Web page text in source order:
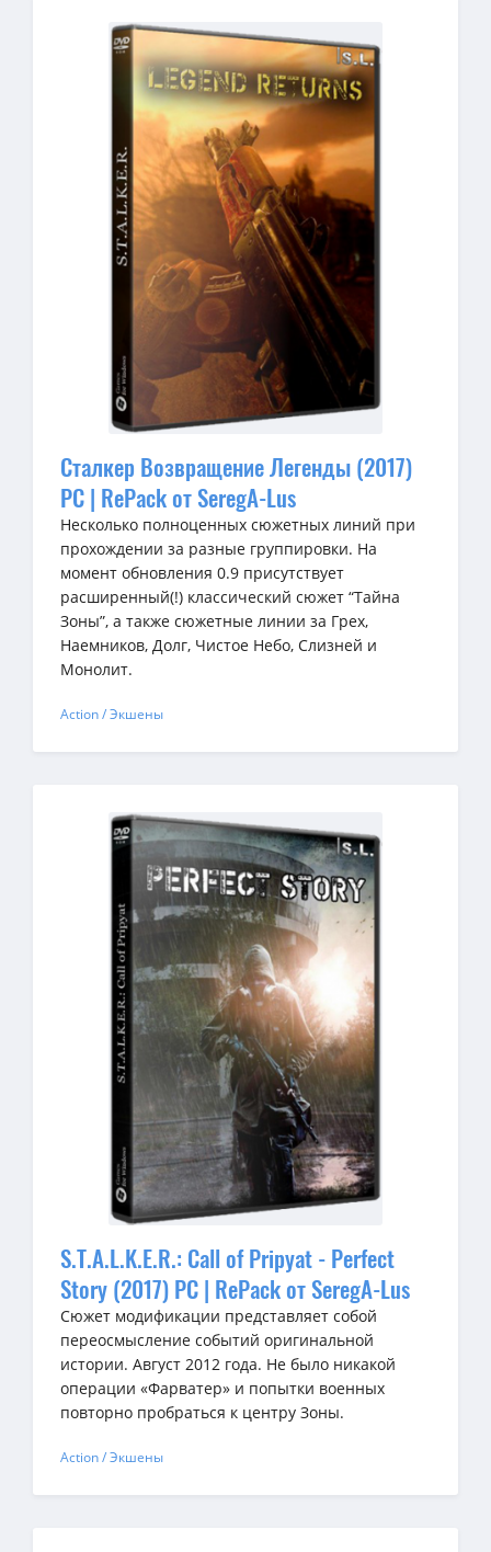
Сталкер Возвращение Легенды (2017)
PC | RePack от SeregA-Lus
Несколько полноценных сюжетных линий при
прохождении за разные группировки. На
момент обновления 0.9 присутствует
расширенный(!) классический сюжет “Тайна
Зоны”, а также сюжетные линии за Грех,
Наемников, Долг, Чистое Небо, Слизней и
Монолит.
Action / Экшены
S.T.A.L.K.E.R.: Call of Pripyat - Perfect
Story (2017) PC | RePack от SeregA-Lus
Сюжет модификации представляет собой
переосмысление событий оригинальной
истории. Август 2012 года. Не было никакой
операции «Фарватер» и попытки военных
повторно пробраться к центру Зоны.
Action / Экшены